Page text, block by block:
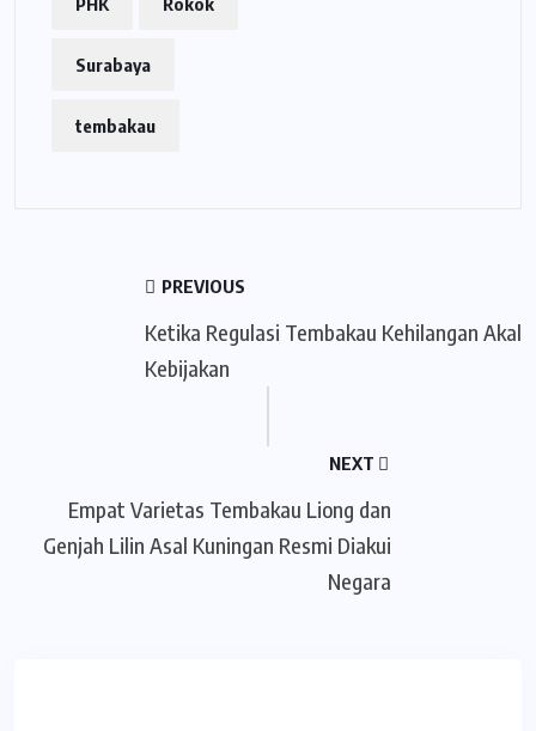
Surabaya
tembakau
PREVIOUS
Ketika Regulasi Tembakau Kehilangan Akal
Kebijakan
NEXT
Empat Varietas Tembakau Liong dan
Genjah Lilin Asal Kuningan Resmi Diakui
Negara